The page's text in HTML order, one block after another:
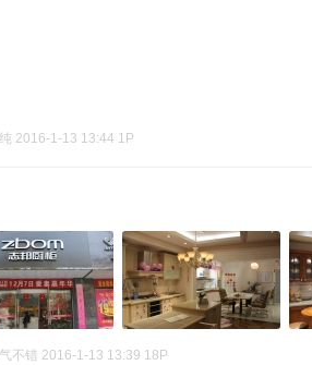
2016-1-13 13:44 1P
不错 2016-1-13 13:39 18P